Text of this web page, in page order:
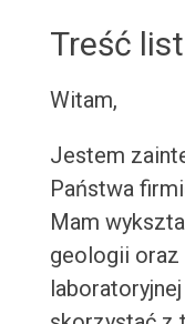
Treść
Witam,
Jestem
Państwa
Mam
geologii oraz